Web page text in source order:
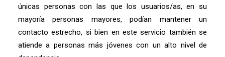
únicas personas con las que los usuarios/as, en su
mayoría personas mayores, podían mantener un
contacto estrecho, si bien en este servicio también se
atiende a personas más jóvenes con un alto nivel de